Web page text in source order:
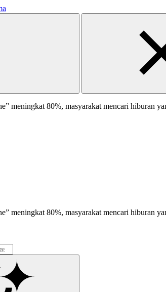
meningkat 80%, masyarakat mencari hiburan
meningkat 80%, masyarakat mencari hiburan